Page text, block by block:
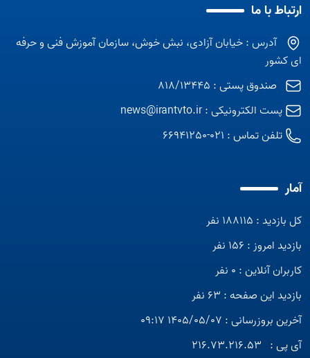
ارتباط با ما
آدرس : خیابان آزادی، نبش خوش، سازمان آموزش فنی و حرفه
ای کشور
صندوق پستی : 818/13445
پست الکترونیکی :news@irantvto.ir
تلفن تماس : 021-66941250
آمار
کل بازدید : 188115 نفر
بازدید امروز : 156 نفر
کاربران آنلاین : 0 نفر
بازدید این صفحه : 63 نفر
آخرین بروزرسانی : 1405/05/07 09:17
آی پی : 216.73.216.53